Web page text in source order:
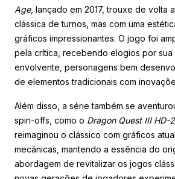
Age, lançado em 2017, trouxe de volta
clássica de turnos, mas com uma
gráficos impressionantes. O jogo foi
pela crítica, recebendo elogios por sua
envolvente, personagens bem
de elementos tradicionais com
Além disso, a série também se
spin-offs, como o Dragon Quest III HD-
reimaginou o clássico com gráficos
mecânicas, mantendo a essência do
abordagem de revitalizar os jogos